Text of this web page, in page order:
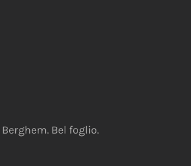
Bel foglio.